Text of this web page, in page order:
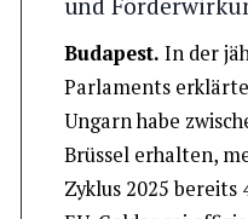
Budapest. In der
Parlaments
Ungarn habe
Brüssel erhalten,
Zyklus 2025